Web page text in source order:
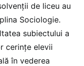
de liceu au
Sociologie.
subiectului a
cerințe elevii
în vederea